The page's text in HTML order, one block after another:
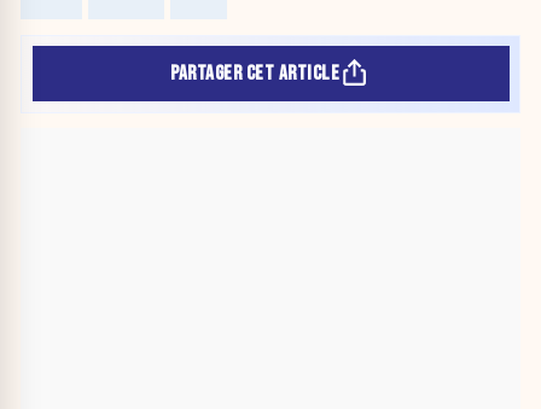
PARTAGER CET ARTICLE